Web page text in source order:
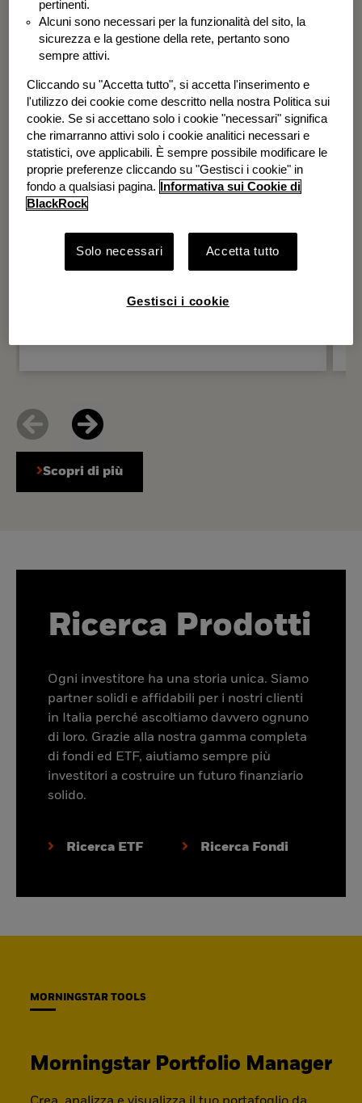
BGF Systematic Global Equity High
Income Fund
Scopri di più
Ricerca Prodotti
Ogni investitore ha una storia unica. Siamo
partner solidi e affidabili per i nostri clienti
in Italia perché ascoltiamo davvero ognuno
di loro. Grazie alla nostra gamma completa
di fondi ed ETF, aiutiamo sempre più
investitori a costruire un futuro finanziario
solido.
Ricerca ETF Ricerca Fondi
MORNINGSTAR TOOLS
Morningstar Portfolio Manager
pertinenti.
Alcuni sono necessari per la funzionalità del sito, la
sicurezza e la gestione della rete, pertanto sono
sempre attivi.
Cliccando su "Accetta tutto", si accetta l'inserimento e
l'utilizzo dei cookie come descritto nella nostra Politica sui
cookie. Se si accettano solo i cookie "necessari" significa
che rimarranno attivi solo i cookie analitici necessari e
statistici, ove applicabili. È sempre possibile modificare le
proprie preferenze cliccando su "Gestisci i cookie" in
fondo a qualsiasi pagina.
Informativa sui Cookie di
BlackRock
Solo necessari Accetta tutto
Gestisci i cookie